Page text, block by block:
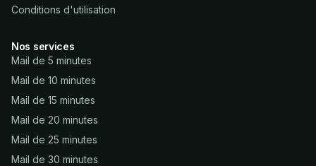
Conditions d'utilisation
Nos services
Mail de 5 minutes
Mail de 10 minutes
Mail de 15 minutes
Mail de 20 minutes
Mail de 25 minutes
Mail de 30 minutes